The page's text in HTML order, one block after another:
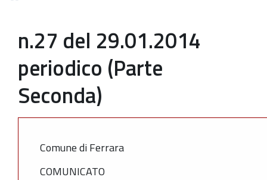
n.27 del 29.01.2014
periodico (Parte
Seconda)
Comune di Ferrara
COMUNICATO